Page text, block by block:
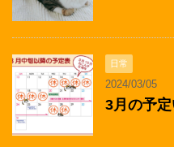
日常
2024/03/05
3月の予